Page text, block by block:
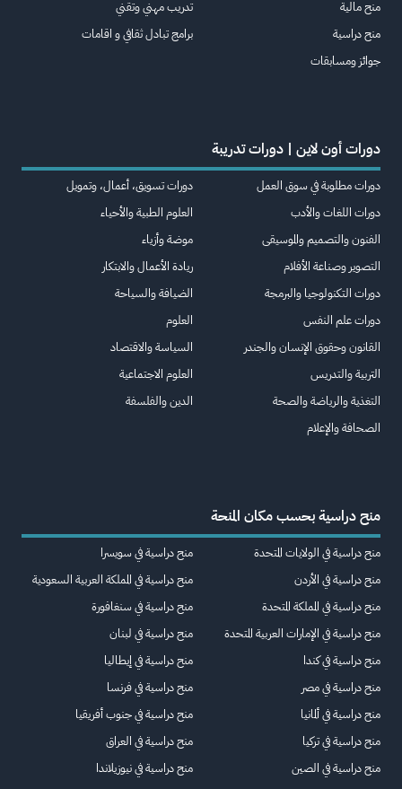
منح مالية
منح دراسية
جوائز ومسابقات
تدريب مهني وتقني
برامج تبادل ثقافي و اقامات
دورات أون لاين | دورات تدريبة
دورات مطلوبة في سوق العمل
دورات اللغات والأدب
الفنون والتصميم والموسيقى
التصوير وصناعة الأفلام
دورات التكنولوجيا والبرمجة
دورات علم النفس
القانون وحقوق الإنسان والجندر
التربية والتدريس
التغذية والرياضة والصحة
الصحافة والإعلام
دورات تسويق، أعمال، وتمويل
العلوم الطبية والأحياء
موضة وأزياء
ريادة الأعمال والابتكار
الضيافة والسياحة
العلوم
السياسة والاقتصاد
العلوم الاجتماعية
الدين والفلسفة
منح دراسية بحسب مكان المنحة
منح دراسية في الولايات المتحدة
منح دراسية في الأردن
منح دراسية في المملكة المتحدة
منح دراسية في الإمارات العربية المتحدة
منح دراسية في كندا
منح دراسية في مصر
منح دراسية في ألمانيا
منح دراسية في تركيا
منح دراسية في الصين
منح دراسية في سويسرا
منح دراسية في المملكة العربية السعودية
منح دراسية في سنغافورة
منح دراسية في لبنان
منح دراسية في إيطاليا
منح دراسية في فرنسا
منح دراسية في جنوب أفريقيا
منح دراسية في العراق
منح دراسية في نيوزيلاندا